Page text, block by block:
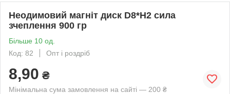
Неодимовий магніт диск D8*H2 сила
зчеплення 900 гр
Більше 10 од.
Код: 82
Опт і роздріб
8,90 ₴
Мінімальна сума замовлення на сайті — 200 ₴